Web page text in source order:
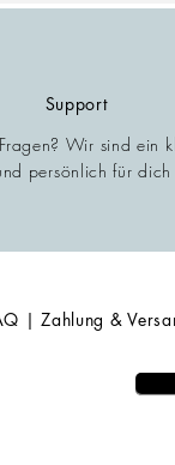
Support
Wir sind ein
persönlich für
| Zahlung &